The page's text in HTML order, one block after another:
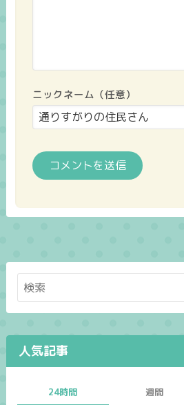
ニックネーム（任意）
人気記事
24時間 週間